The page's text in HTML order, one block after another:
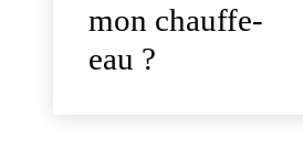
mon chauffe-
eau ?